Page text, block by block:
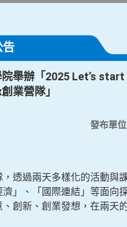
告
舉辦「2025 Let’s start
業營隊」
發布單位
透過兩天多樣化的活動與
」、「國際連結」等面向
創新、創業發想，在兩天